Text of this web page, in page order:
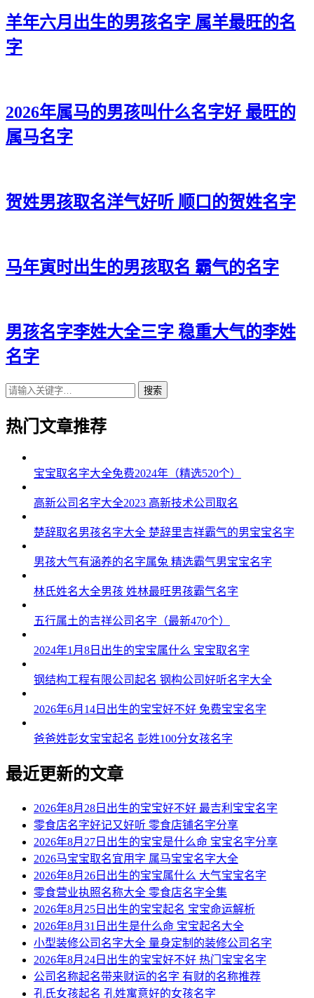
羊年六月出生的男孩名字 属羊最旺的名
字
2026年属马的男孩叫什么名字好 最旺的
属马名字
贺姓男孩取名洋气好听 顺口的贺姓名字
马年寅时出生的男孩取名 霸气的名字
男孩名字李姓大全三字 稳重大气的李姓
名字
搜索
热门文章推荐
宝宝取名字大全免费2024年（精选520个）
高新公司名字大全2023 高新技术公司取名
楚辞取名男孩名字大全 楚辞里吉祥霸气的男宝宝名字
男孩大气有涵养的名字属兔 精选霸气男宝宝名字
林氏姓名大全男孩 姓林最旺男孩霸气名字
五行属土的吉祥公司名字（最新470个）
2024年1月8日出生的宝宝属什么 宝宝取名字
钢结构工程有限公司起名 钢构公司好听名字大全
2026年6月14日出生的宝宝好不好 免费宝宝名字
爸爸姓彭女宝宝起名 彭姓100分女孩名字
最近更新的文章
2026年8月28日出生的宝宝好不好 最吉利宝宝名字
零食店名字好记又好听 零食店铺名字分享
2026年8月27日出生的宝宝是什么命 宝宝名字分享
2026马宝宝取名宜用字 属马宝宝名字大全
2026年8月26日出生的宝宝属什么 大气宝宝名字
零食营业执照名称大全 零食店名字全集
2026年8月25日出生的宝宝起名 宝宝命运解析
2026年8月31日出生是什么命 宝宝起名大全
小型装修公司名字大全 量身定制的装修公司名字
2026年8月24日出生的宝宝好不好 热门宝宝名字
公司名称起名带来财运的名字 有财的名称推荐
孔氏女孩起名 孔姓寓意好的女孩名字